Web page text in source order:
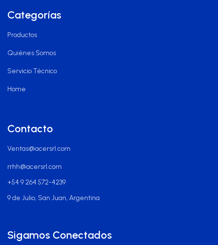
Categorías
Productos
Quiénes Somos
Servicio Técnico
Home
Contacto
Ventas@acersrl.com
rrhh@acersrl.com
+54 9 264 572-4239
9 de Julio, San Juan, Argentina
Sigamos Conectados